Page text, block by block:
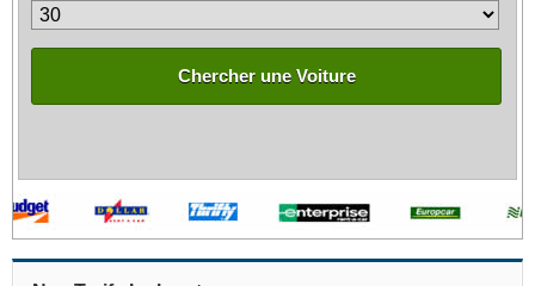
Chercher une Voiture